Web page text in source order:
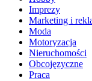
Imprezy
Marketing i
Moda
Motoryzacja
Nieruchomości
Obcojęzyczne
Praca